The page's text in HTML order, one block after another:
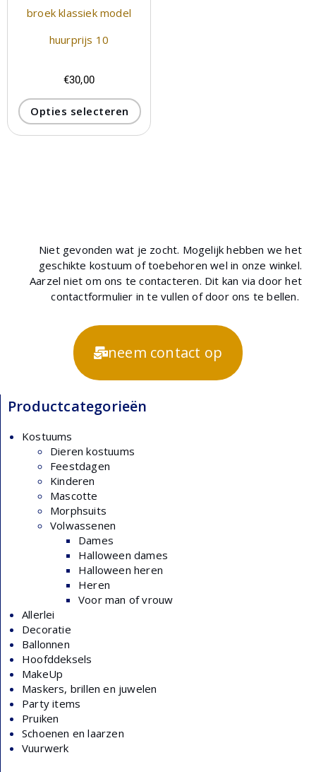
broek klassiek model
huurprijs 10
€30,00
Opties selecteren
Niet gevonden wat je zocht. Mogelijk hebben we het
geschikte kostuum of toebehoren wel in onze winkel.
Aarzel niet om ons te contacteren. Dit kan via door het
contactformulier in te vullen of door ons te bellen.
neem contact op
Productcategorieën
Kostuums
Dieren kostuums
Feestdagen
Kinderen
Mascotte
Morphsuits
Volwassenen
Dames
Halloween dames
Halloween heren
Heren
Voor man of vrouw
Allerlei
Decoratie
Ballonnen
Hoofddeksels
MakeUp
Maskers, brillen en juwelen
Party items
Pruiken
Schoenen en laarzen
Vuurwerk